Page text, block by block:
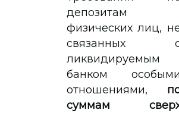
депозитам
физических лиц,
связанных
ликвидируемым
банком особыми
отношениями,
суммам